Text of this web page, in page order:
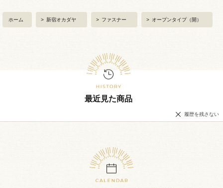
ホーム > 新宿オカダヤ > ファスナー > オープンタイプ（開）
最近見た商品
履歴を残さない